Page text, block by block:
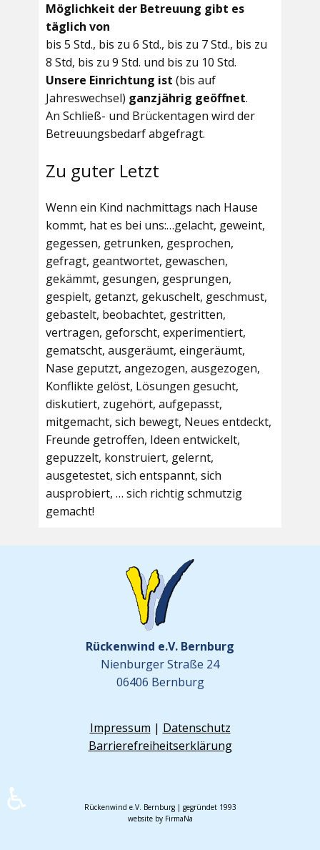
Möglichkeit der Betreuung gibt es
täglich von
bis 5 Std., bis zu 6 Std., bis zu 7 Std., bis zu
8 Std, bis zu 9 Std. und bis zu 10 Std.
Unsere Einrichtung ist (bis auf
Jahreswechsel) ganzjährig geöffnet.
An Schließ- und Brückentagen wird der
Betreuungsbedarf abgefragt.
Zu guter Letzt
Wenn ein Kind nachmittags nach Hause
kommt, hat es bei uns:…gelacht, geweint,
gegessen, getrunken, gesprochen,
gefragt, geantwortet, gewaschen,
gekämmt, gesungen, gesprungen,
gespielt, getanzt, gekuschelt, geschmust,
gebastelt, beobachtet, gestritten,
vertragen, geforscht, experimentiert,
gematscht, ausgeräumt, eingeräumt,
Nase geputzt, angezogen, ausgezogen,
Konflikte gelöst, Lösungen gesucht,
diskutiert, zugehört, aufgepasst,
mitgemacht, sich bewegt, Neues entdeckt,
Freunde getroffen, Ideen entwickelt,
gepuzzelt, konstruiert, gelernt,
ausgetestet, sich entspannt, sich
ausprobiert, … sich richtig schmutzig
gemacht!
Rückenwind e.V. Bernburg
Nienburger Straße 24
06406 Bernburg
Impressum | Datenschutz
Barrierefreiheitserklärung
Rückenwind e.V. Bernburg | gegründet 1993
website by FirmaNa